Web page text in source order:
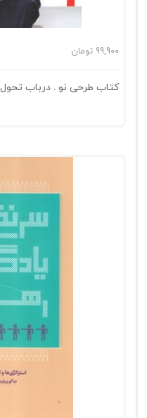
99,900 تومان
کتاب طرحی نو . درباب تحول